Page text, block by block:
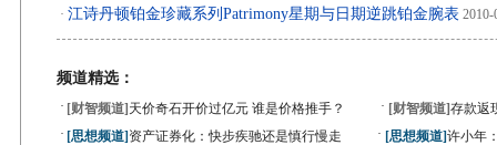
· 江诗丹顿铂金珍藏系列Patrimony星期与日期逆跳铂金腕表 2010-
频道精选：
· [财智频道] 天价奇石开价过亿元 谁是价格推手？ · [财智频道]存款返
· [思想频道] 资产证券化：快步疾驰还是慎行慢走 · [思想频道]许小年